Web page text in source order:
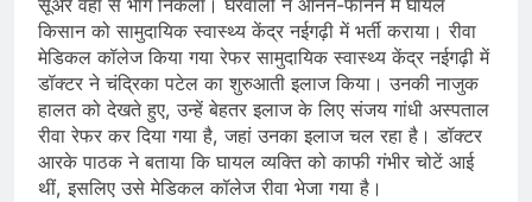
सूअर वहां से भाग निकला। घरवालों ने आनन-फानन में घायल
किसान को सामुदायिक स्वास्थ्य केंद्र नईगढ़ी में भर्ती कराया। रीवा
मेडिकल कॉलेज किया गया रेफर सामुदायिक स्वास्थ्य केंद्र नईगढ़ी में
डॉक्टर ने चंद्रिका पटेल का शुरुआती इलाज किया। उनकी नाजुक
हालत को देखते हुए, उन्हें बेहतर इलाज के लिए संजय गांधी अस्पताल
रीवा रेफर कर दिया गया है, जहां उनका इलाज चल रहा है। डॉक्टर
आरके पाठक ने बताया कि घायल व्यक्ति को काफी गंभीर चोटें आई
थीं, इसलिए उसे मेडिकल कॉलेज रीवा भेजा गया है।